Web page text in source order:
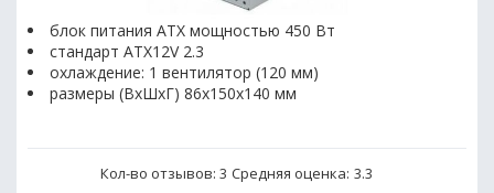
блок питания ATX мощностью 450 Вт
стандарт ATX12V 2.3
охлаждение: 1 вентилятор (120 мм)
размеры (ВxШxГ) 86x150x140 мм
Кол-во отзывов: 3 Средняя оценка: 3.3